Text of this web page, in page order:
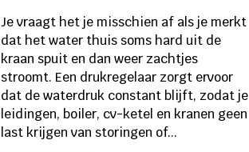
Je vraagt het je misschien af als je merkt
dat het water thuis soms hard uit de
kraan spuit en dan weer zachtjes
stroomt. Een drukregelaar zorgt ervoor
dat de waterdruk constant blijft, zodat je
leidingen, boiler, cv-ketel en kranen geen
last krijgen van storingen of...